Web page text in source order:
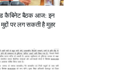
कैबिनेट बैठक आज: इन
मुद्दों पर लग सकती है मुहर